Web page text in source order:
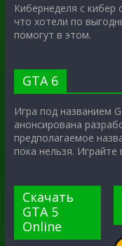
Кибернеделя с кибер
что хотели по
помогут в этом.
GTA 6
Игра под названием
анонсирована
предполагаемое
пока нельзя. Играйте
Скачать
GTA 5
Online